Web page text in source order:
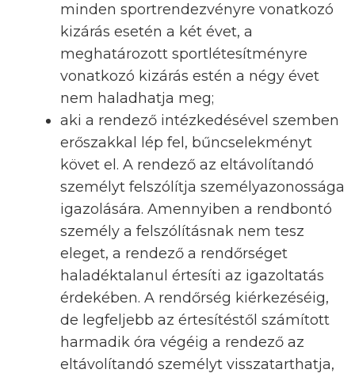
minden sportrendezvényre vonatkozó
kizárás esetén a két évet, a
meghatározott sportlétesítményre
vonatkozó kizárás estén a négy évet
nem haladhatja meg;
aki a rendező intézkedésével szemben
erőszakkal lép fel, bűncselekményt
követ el. A rendező az eltávolítandó
személyt felszólítja személyazonossága
igazolására. Amennyiben a rendbontó
személy a felszólításnak nem tesz
eleget, a rendező a rendőrséget
haladéktalanul értesíti az igazoltatás
érdekében. A rendőrség kiérkezéséig,
de legfeljebb az értesítéstől számított
harmadik óra végéig a rendező az
eltávolítandó személyt visszatarthatja,